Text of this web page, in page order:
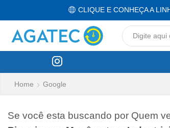
CLIQUE E CONHEÇA A
Home Google
Se você esta buscando por Quem